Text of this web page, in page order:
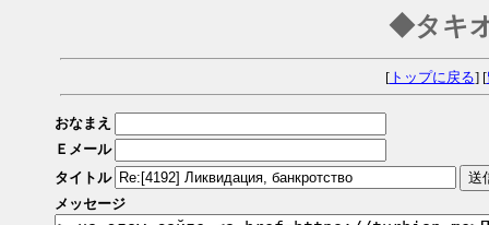
◆タキ
[トップに戻る] [
おなまえ
Ｅメール
タイトル
メッセージ